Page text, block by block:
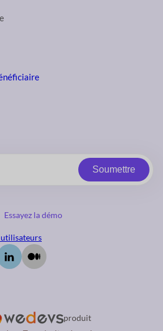
Soumettre
Essayez la démo
utilisateurs
produit